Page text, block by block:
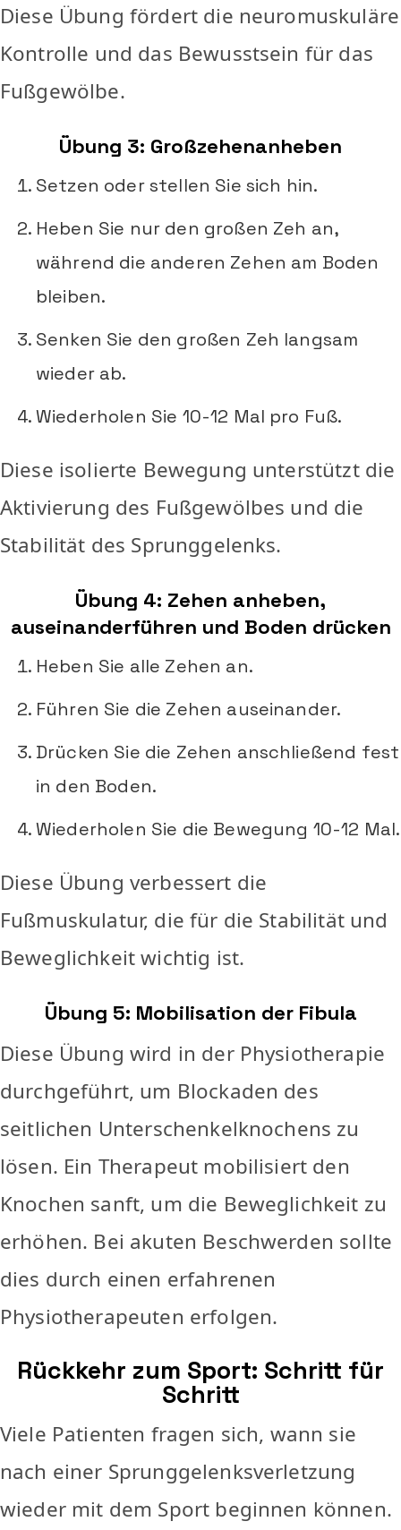
Diese Übung fördert die neuromuskuläre
Kontrolle und das Bewusstsein für das
Fußgewölbe.
Übung 3: Großzehenanheben
Setzen oder stellen Sie sich hin.
Heben Sie nur den großen Zeh an,
während die anderen Zehen am Boden
bleiben.
Senken Sie den großen Zeh langsam
wieder ab.
Wiederholen Sie 10-12 Mal pro Fuß.
Diese isolierte Bewegung unterstützt die
Aktivierung des Fußgewölbes und die
Stabilität des Sprunggelenks.
Übung 4: Zehen anheben,
auseinanderführen und Boden drücken
Heben Sie alle Zehen an.
Führen Sie die Zehen auseinander.
Drücken Sie die Zehen anschließend fest
in den Boden.
Wiederholen Sie die Bewegung 10-12 Mal.
Diese Übung verbessert die
Fußmuskulatur, die für die Stabilität und
Beweglichkeit wichtig ist.
Übung 5: Mobilisation der Fibula
Diese Übung wird in der Physiotherapie
durchgeführt, um Blockaden des
seitlichen Unterschenkelknochens zu
lösen. Ein Therapeut mobilisiert den
Knochen sanft, um die Beweglichkeit zu
erhöhen. Bei akuten Beschwerden sollte
dies durch einen erfahrenen
Physiotherapeuten erfolgen.
Rückkehr zum Sport: Schritt für
Schritt
Viele Patienten fragen sich, wann sie
nach einer Sprunggelenksverletzung
wieder mit dem Sport beginnen können.